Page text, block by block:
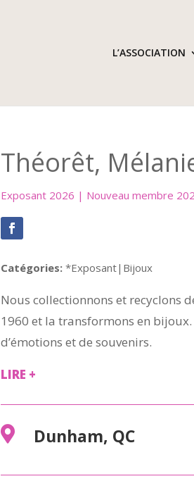
L’ASSOCIATION
Théorêt,
Exposant 2026 | Nouveau membre
Catégories:*Exposant|Bijoux
Nous collectionnons et recyclons
1960 et la transformons en
d’émotions et de souvenirs.
LIRE +
 Dunham, QC